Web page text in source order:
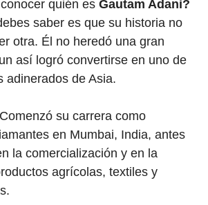
quién es Gautam Adani?
saber es que su historia no
otra. Él no heredó una gran
así logró convertirse en uno de
adinerados de Asia.
su carrera como
en Mumbai, India, antes
la comercialización y en la
agrícolas, textiles y